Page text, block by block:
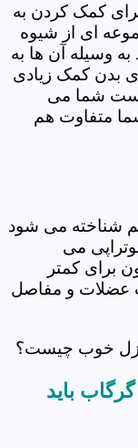
کمک کردن به
ای از شیوه
وسیله آن ها به
بدن کمک زیادی
شما می
متفاوت هم
شناخته می شود
می
برای کمتر
عضلات و مفاصل
خوب چیست؟
باید